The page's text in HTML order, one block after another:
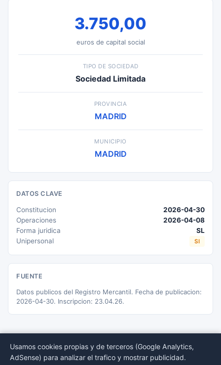
3.750,00
euros de capital social
TIPO DE SOCIEDAD
Sociedad Limitada
PROVINCIA
MADRID
MUNICIPIO
MADRID
DATOS CLAVE
Constitucion
2026-04-30
Operaciones
2026-04-08
Forma juridica
SL
Unipersonal
SI
FUENTE
Datos publicos del Registro Mercantil. Fecha de publicacion:
2026-04-30. Inscripcion: 23.04.26.
Usamos cookies propias y de terceros (Google Analytics,
AdSense) para analizar el trafico y mostrar publicidad.